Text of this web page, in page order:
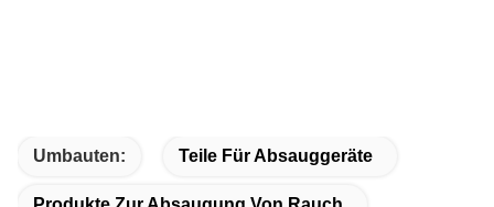
Umbauten: Teile Für Absauggeräte